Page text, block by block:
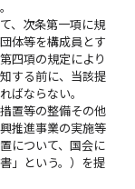
、次条第一項に規
体等を構成員とす
四項の規定により
する前に、当該提
ばならない。
置等の整備その他
推進事業の実施等
について、国会に
」という。）を提